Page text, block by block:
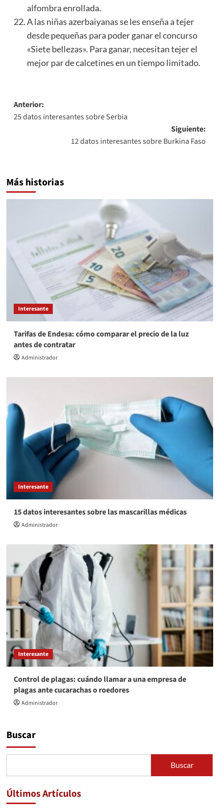
alfombraenrollada.
A las niñas azerbaiyanas se les enseña a tejer
desde pequeñas para poder ganar el concurso
«Siete bellezas». Para ganar, necesitan tejer el
mejor par de calcetines en un tiempo limitado.
Navegación
de
Anterior:
25 datos interesantes sobre Serbia
Siguiente:
12 datos interesantes sobre Burkina Faso
Más historias
Interesante
Tarifas de Endesa: cómo comparar el precio de la luz
antes de contratar
Administrador
Interesante
15 datos interesantes sobre las mascarillas médicas
Administrador
Interesante
Control de plagas: cuándo llamar a una empresa de
plagas ante cucarachas o roedores
Administrador
Buscar
Buscar
Últimos Artículos